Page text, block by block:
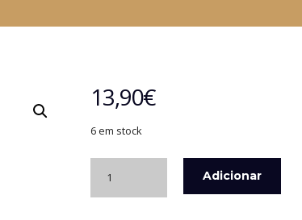
13,90€
6 em stock
GALHETEIRO
Adicionar